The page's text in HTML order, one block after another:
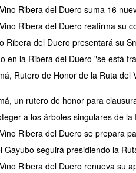
Ribera del Duero suma 16
Ribera del Duero reafirma su
Ribera del Duero presentará su
en la Ribera del Duero "se está
Rutero de Honor de la Ruta
un rutero de honor para
a los árboles singulares de la
Ribera del Duero se prepara
Gayubo seguirá presidiendo la
Ribera del Duero renueva su